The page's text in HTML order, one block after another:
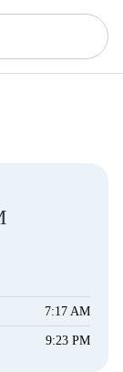
7:17 AM
9:23 PM